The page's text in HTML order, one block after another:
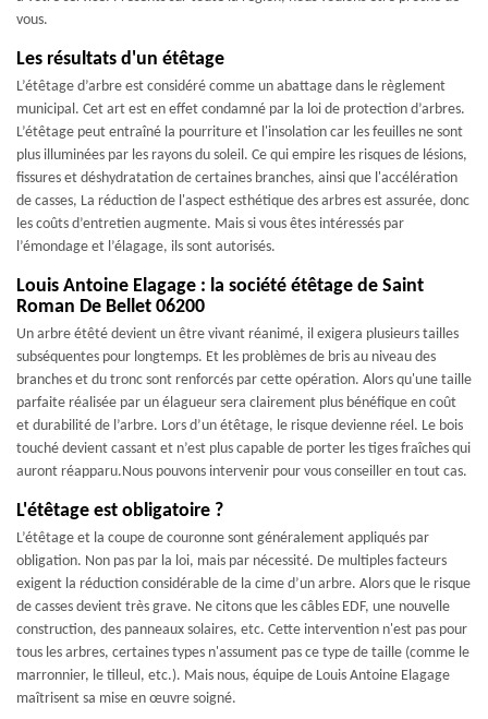
vous.
Les résultats d'un étêtage
L’étêtage d’arbre est considéré comme un abattage dans le règlement
municipal. Cet art est en effet condamné par la loi de protection d’arbres.
L’étêtage peut entraîné la pourriture et l'insolation car les feuilles ne sont
plus illuminées par les rayons du soleil. Ce qui empire les risques de lésions,
fissures et déshydratation de certaines branches, ainsi que l'accélération
de casses, La réduction de l'aspect esthétique des arbres est assurée, donc
les coûts d’entretien augmente. Mais si vous êtes intéressés par
l’émondage et l’élagage, ils sont autorisés.
Louis Antoine Elagage : la société étêtage de Saint
Roman De Bellet 06200
Un arbre étêté devient un être vivant réanimé, il exigera plusieurs tailles
subséquentes pour longtemps. Et les problèmes de bris au niveau des
branches et du tronc sont renforcés par cette opération. Alors qu'une taille
parfaite réalisée par un élagueur sera clairement plus bénéfique en coût
et durabilité de l’arbre. Lors d’un étêtage, le risque devienne réel. Le bois
touché devient cassant et n’est plus capable de porter les tiges fraîches qui
auront réapparu.Nous pouvons intervenir pour vous conseiller en tout cas.
L'étêtage est obligatoire ?
L’étêtage et la coupe de couronne sont généralement appliqués par
obligation. Non pas par la loi, mais par nécessité. De multiples facteurs
exigent la réduction considérable de la cime d’un arbre. Alors que le risque
de casses devient très grave. Ne citons que les câbles EDF, une nouvelle
construction, des panneaux solaires, etc. Cette intervention n'est pas pour
tous les arbres, certaines types n'assument pas ce type de taille (comme le
marronnier, le tilleul, etc.). Mais nous, équipe de Louis Antoine Elagage
maîtrisent sa mise en œuvre soigné.